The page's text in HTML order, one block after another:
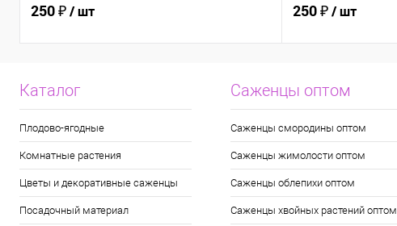
250 ₽/ шт 250 ₽/ шт
Каталог
Плодово-ягодные
Комнатные растения
Цветы и декоративные саженцы
Посадочный материал
Саженцы оптом
Саженцы смородины оптом
Саженцы жимолости оптом
Саженцы облепихи оптом
Саженцы хвойных растений оптом